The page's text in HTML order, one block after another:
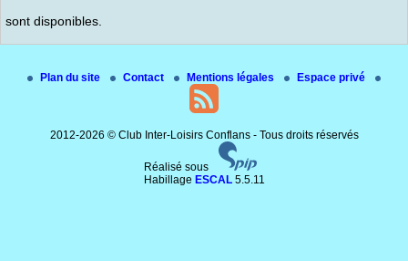
sont disponibles.
Plan du site Contact Mentions légales Espace privé
2012-2026 © Club Inter-Loisirs Conflans - Tous droits réservés
Réalisé sous
Habillage ESCAL5.5.11